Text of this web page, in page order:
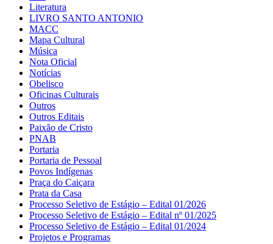
Literatura
LIVRO SANTO ANTONIO
MACC
Mapa Cultural
Música
Nota Oficial
Notícias
Obelisco
Oficinas Culturais
Outros
Outros Editais
Paixão de Cristo
PNAB
Portaria
Portaria de Pessoal
Povos Indígenas
Praça do Caiçara
Prata da Casa
Processo Seletivo de Estágio – Edital 01/2026
Processo Seletivo de Estágio – Edital nº 01/2025
Processo Seletivo de Estágio – Edital 01/2024
Projetos e Programas